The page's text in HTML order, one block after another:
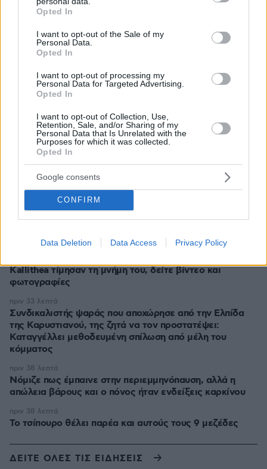
grant or deny consent to Google and its third-party tags to
use your data for below specified purposes in below Google
consent section.
Opted In
I want to opt-out of the Sale of my
Personal Data.
Opted In
I want to opt-out of processing my
Personal Data for Targeted Advertising.
Opted In
I want to opt-out of Collection, Use,
Retention, Sale, and/or Sharing of my
Personal Data that Is Unrelated with the
Purposes for which it was collected.
Opted In
Google consents
CONFIRM
Data Deletion Data Access Privacy Policy
Τα φυτά που δεν πρέπει να υπάρχουν στο σπίτι σας αν
έχετε κατοικίδιο
Ποιοι είναι οι λόγοι που τόσο πολλές γάτες έχουν άσπρα
πατουσάκια
Δύο νέοι ξενώνες παραδόθηκαν στις Ένοπλες Δυνάμεις
στη νήσο Ρω
Δεν μπορείτε να κοιμηθείτε με τη ζέστη; Το
απροσδόκητο κόλπο που θα σας βοηθήσει
πριν 18 λεπτά
Άγριος ξυλοδαρμός 51χρονου στο Ρέθυμνο, πέντε
πριν 18 λεπτά
Συγκίνηση στη Νέα Φιλαδέλφεια τρία χρόνια μετά τη
Kallithea τίμησαν τη μνήμη του, δείτε βίντεο και
φωτογραφίες
Συνδικαλιστής ψαράς που αποχώρησε από την Ελπίδα
της Καρυστιανού, της ζητά να τον προστατέψει:
Καταγγέλλει μεθοδευμένη σπίλωση από μέλη του
κόμματος
πριν 33 λεπτά
Νόμιζε πως έμπαινε στην περιεμμηνόπαυση, αλλά η
απώλεια βάρους και ο πόνος ήταν ενδείξεις καρκίνου
πριν 38 λεπτά
Το τσίπουρο θέλει παρέα και αυτούς τους 9 μεζέδες
πριν 38 λεπτά
ΔΕΙΤΕ ΟΛΕΣ ΤΙΣ ΕΙΔΗΣΕΙΣ